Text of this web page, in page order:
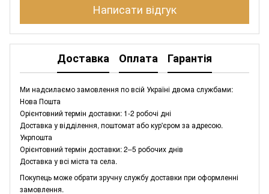
Написати відгук
Доставка Оплата Гарантія
Ми надсилаємо замовлення по всій Україні двома службами:
Нова Пошта
Орієнтовний термін доставки: 1-2 робочі дні
Доставка у відділення, поштомат або кур'єром за адресою.
Укрпошта
Орієнтовний термін доставки: 2–5 робочих днів
Доставка у всі міста та села.
Покупець може обрати зручну службу доставки при оформленні
замовлення.